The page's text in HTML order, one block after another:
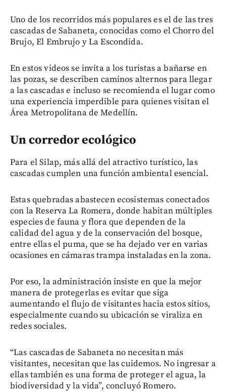
Uno de los recorridos más populares es el de las tres
cascadas de Sabaneta, conocidas como el Chorro del
Brujo, El Embrujo y La Escondida.
En estos videos se invita a los turistas a bañarse en
las pozas, se describen caminos alternos para llegar
a las cascadas e incluso se recomienda el lugar como
una experiencia imperdible para quienes visitan el
Área Metropolitana de Medellín.
Un corredor ecológico
Para el Silap, más allá del atractivo turístico, las
cascadas cumplen una función ambiental esencial.
Estas quebradas abastecen ecosistemas conectados
con la Reserva La Romera, donde habitan múltiples
especies de fauna y flora que dependen de la
calidad del agua y de la conservación del bosque,
entre ellas el puma, que se ha dejado ver en varias
ocasiones en cámaras trampa instaladas en la zona.
Por eso, la administración insiste en que la mejor
manera de protegerlas es evitar que siga
aumentando el flujo de visitantes hacia estos sitios,
especialmente cuando su ubicación se viraliza en
redes sociales.
“Las cascadas de Sabaneta no necesitan más
visitantes, necesitan que las cuidemos. No ingresar a
ellas también es una forma de proteger el agua, la
biodiversidad y la vida”, concluyó Romero.